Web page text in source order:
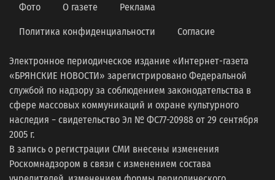
Фото О газете Реклама
Политика конфиденциальности Согласие
Электронное периодическое издание «Интернет-газета
«БРЯНСКИЕ НОВОСТИ» зарегистрировано Федеральной
службой по надзору за соблюдением законодательства в
сфере массовых коммуникаций и охране культурного
наследия − свидетельство Эл № ФС77-20988 от 29 сентября
2005 г.
В запись о регистрации СМИ внесены изменения
Роскомнадзором в связи с изменением состава